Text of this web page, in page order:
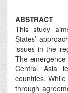
ABSTRACT
This study
States’
issues in the
The
Central Asia
countries.
through